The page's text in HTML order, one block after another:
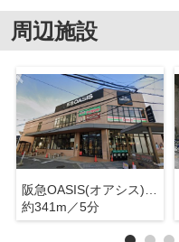
周辺施設
約341m／5分